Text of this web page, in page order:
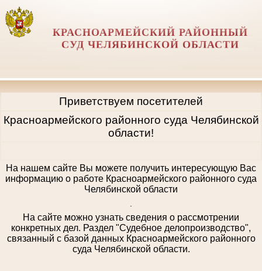
КРАСНОАРМЕЙСКИЙ РАЙОННЫЙ
СУД ЧЕЛЯБИНСКОЙ ОБЛАСТИ
Приветствуем посетителей
Красноармейского районного суда Челябинской
области!
На нашем сайте Вы можете получить интересующую Вас
информацию о работе Красноармейского районного суда
Челябинской области
На сайте можно узнать сведения о рассмотрении
конкретных дел. Раздел "Судебное делопроизводство",
связанный с базой данных Красноармейского районного
суда Челябинской области.